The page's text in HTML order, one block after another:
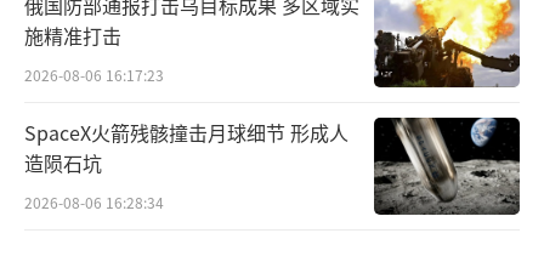
施精准打击
2026-08-06 16:17:23
SpaceX火箭残骸撞击月球细节 形成人
造陨石坑
2026-08-06 16:28:34